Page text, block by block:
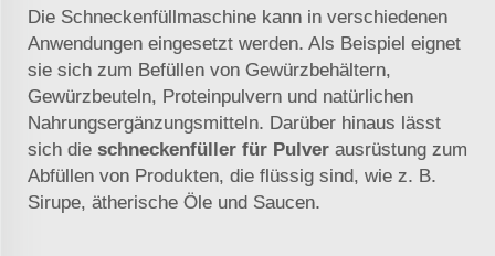
Die Schneckenfüllmaschine kann in verschiedenen
Anwendungen eingesetzt werden. Als Beispiel eignet
sie sich zum Befüllen von Gewürzbehältern,
Gewürzbeuteln, Proteinpulvern und natürlichen
Nahrungsergänzungsmitteln. Darüber hinaus lässt
sich die schneckenfüller für Pulver ausrüstung zum
Abfüllen von Produkten, die flüssig sind, wie z. B.
Sirupe, ätherische Öle und Saucen.